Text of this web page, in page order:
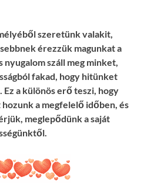
szeretünk valakit,
érezzük magunkat a
száll meg minket,
fakad, hogy hitünket
Ez a különös erő teszi, hogy
a megfelelő időben, és
meglepődünk a saját